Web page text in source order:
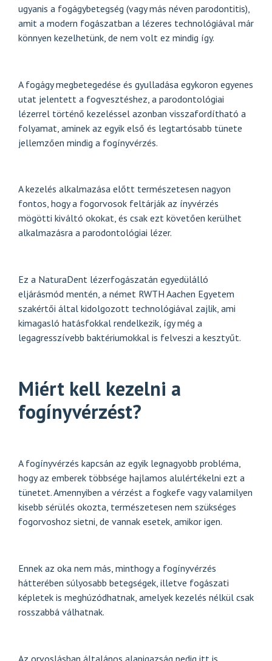
ugyanis a fogágybetegség (vagy más néven parodontitis),
amit a modern fogászatban a lézeres technológiával már
könnyen kezelhetünk, de nem volt ez mindig így.
A fogágy megbetegedése és gyulladása egykoron egyenes
utat jelentett a fogvesztéshez, a parodontológiai
lézerrel történő kezeléssel azonban visszafordítható a
folyamat, aminek az egyik első és legtartósabb tünete
jellemzően mindig a fogínyvérzés.
A kezelés alkalmazása előtt természetesen nagyon
fontos, hogy a fogorvosok feltárják az ínyvérzés
mögötti kiváltó okokat, és csak ezt követően kerülhet
alkalmazásra a parodontológiai lézer.
Ez a NaturaDent lézerfogászatán egyedülálló
eljárásmód mentén, a német RWTH Aachen Egyetem
szakértői által kidolgozott technológiával zajlik, ami
kimagasló hatásfokkal rendelkezik, így még a
legagresszívebb baktériumokkal is felveszi a kesztyűt.
Miért kell kezelni a
fogínyvérzést?
A fogínyvérzés kapcsán az egyik legnagyobb probléma,
hogy az emberek többsége hajlamos alulértékelni ezt a
tünetet. Amennyiben a vérzést a fogkefe vagy valamilyen
kisebb sérülés okozta, természetesen nem szükséges
fogorvoshoz sietni, de vannak esetek, amikor igen.
Ennek az oka nem más, minthogy a fogínyvérzés
hátterében súlyosabb betegségek, illetve fogászati
képletek is meghúzódhatnak, amelyek kezelés nélkül csak
rosszabbá válhatnak.
Az orvoslásban általános alapigazság pedig itt is